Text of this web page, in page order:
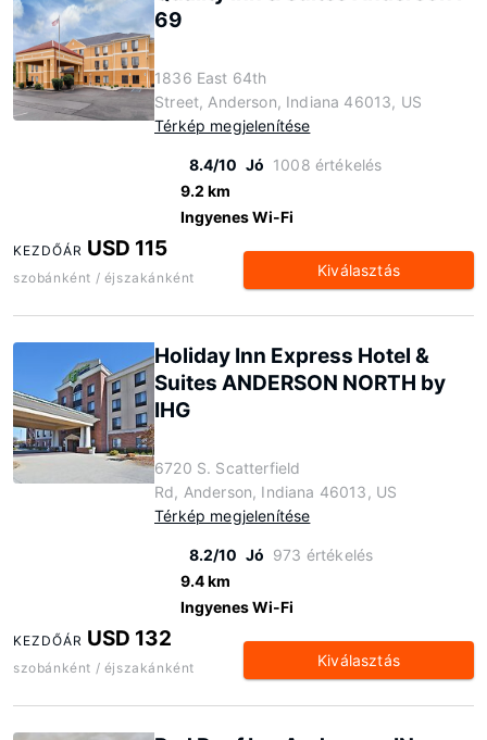
69
1836 East 64th
Street, Anderson, Indiana 46013, US
Térkép megjelenítése
8.4/10 Jó 1008 értékelés
9.2 km
Ingyenes Wi-Fi
KEZDŐÁR USD 115
szobánként / éjszakánként Kiválasztás
Holiday Inn Express Hotel &
Suites ANDERSON NORTH by
IHG
6720 S. Scatterfield
Rd, Anderson, Indiana 46013, US
Térkép megjelenítése
8.2/10 Jó 973 értékelés
9.4 km
Ingyenes Wi-Fi
KEZDŐÁR USD 132
szobánként / éjszakánként Kiválasztás